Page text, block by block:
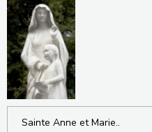
Sainte Anne et Marie..